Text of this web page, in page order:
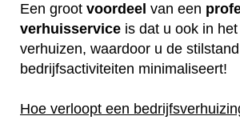
Een groot voordeel van een
verhuisservice is dat u ook in
verhuizen, waardoor u de
bedrijfsactiviteiten minimaliseert!
Hoe verloopt een